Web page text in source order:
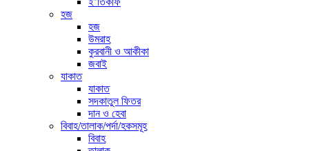
হজ
হজ
উমরাহ
কুরবানী ও আকীকা
জবাই
যাকাত
যাকাত
সদকাতুল ফিতর
দান ও হেবা
বিবাহ/তালাক/পর্দা/হকসমূহ
বিবাহ